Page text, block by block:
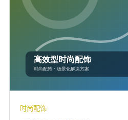
时尚配饰